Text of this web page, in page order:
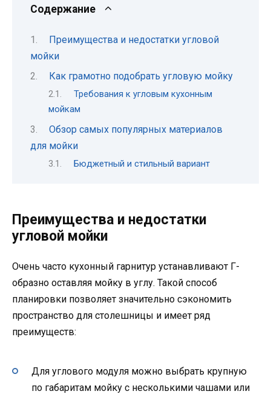
Содержание
Преимущества и недостатки угловой
мойки
Как грамотно подобрать угловую мойку
Требования к угловым кухонным
мойкам
Обзор самых популярных материалов
для мойки
Бюджетный и стильный вариант
Преимущества и недостатки
угловой мойки
Очень часто кухонный гарнитур устанавливают Г-
образно оставляя мойку в углу. Такой способ
планировки позволяет значительно сэкономить
пространство для столешницы и имеет ряд
преимуществ:
Для углового модуля можно выбрать крупную
по габаритам мойку с несколькими чашами или